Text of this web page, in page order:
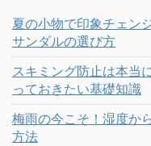
夏の小物で印象チェン
サンダルの選び方
スキミング防止は本当
っておきたい基礎知識
梅雨の今こそ！湿度か
方法